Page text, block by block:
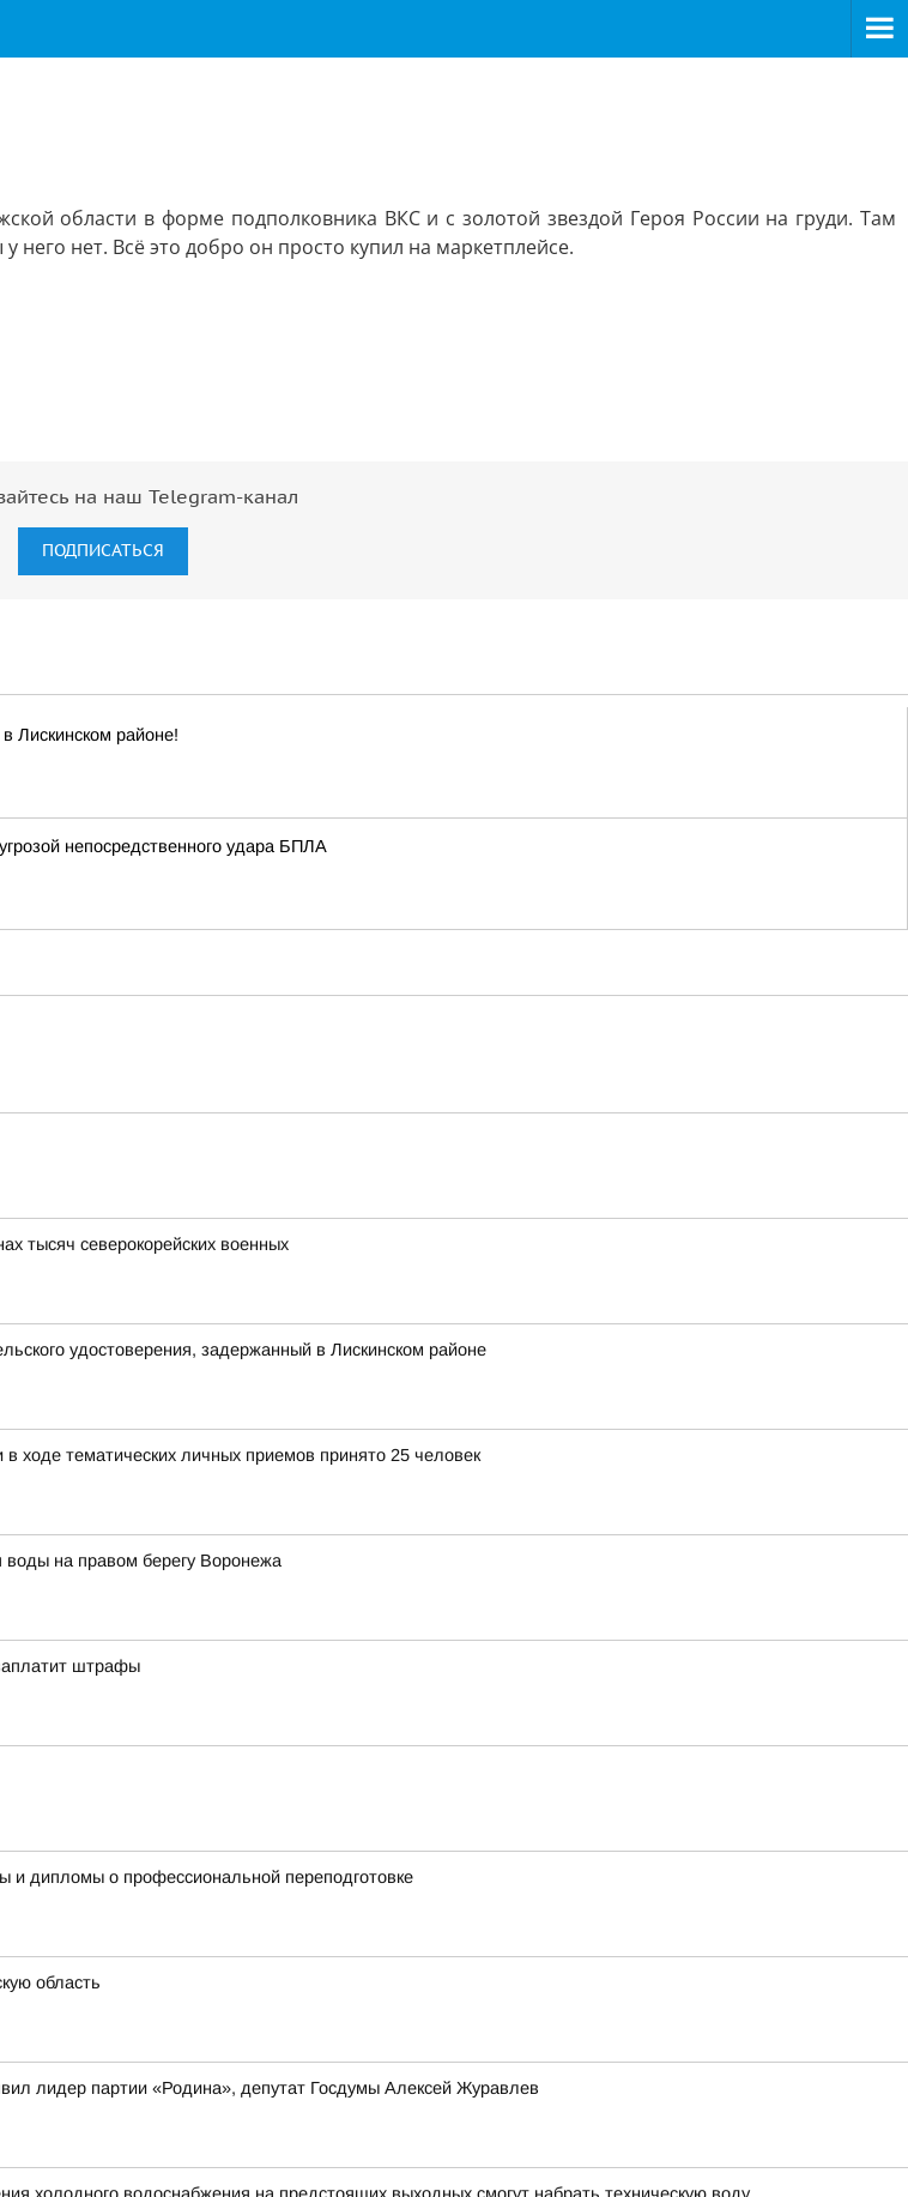
области в форме подполковника ВКС и с золотой звездой Героя России на груди. Там
нет. Всё это добро он просто купил на маркетплейсе.
на наш Telegram-канал
ПОДПИСАТЬСЯ
Лискинском районе!
непосредственного удара БПЛА
тысяч северокорейских военных
удостоверения, задержанный в Лискинском районе
тематических личных приемов принято 25 человек
воды на правом берегу Воронежа
штрафы
и дипломы о профессиональной переподготовке
область
лидер партии «Родина», депутат Госдумы Алексей Журавлев